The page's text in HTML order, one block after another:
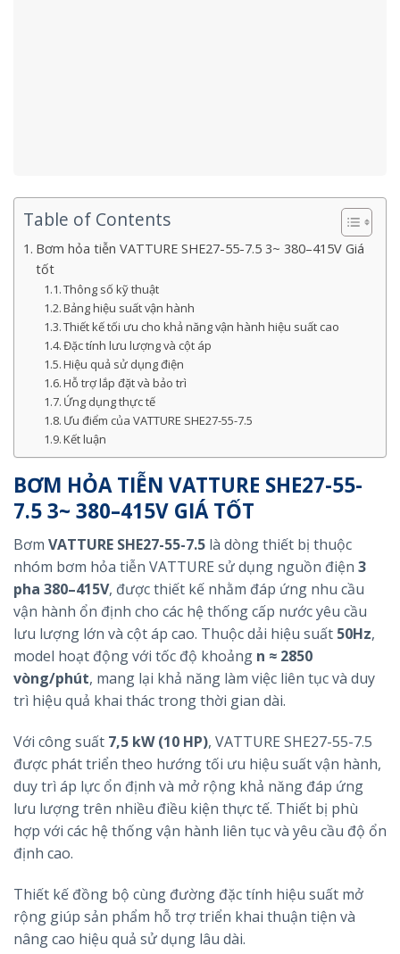
Table of Contents
Bơm hỏa tiễn VATTURE SHE27-55-7.5 3~ 380–415V Giá
tốt
Thông số kỹ thuật
Bảng hiệu suất vận hành
Thiết kế tối ưu cho khả năng vận hành hiệu suất cao
Đặc tính lưu lượng và cột áp
Hiệu quả sử dụng điện
Hỗ trợ lắp đặt và bảo trì
Ứng dụng thực tế
Ưu điểm của VATTURE SHE27-55-7.5
Kết luận
BƠM HỎA TIỄN VATTURE SHE27-55-
7.5 3~ 380–415V GIÁ TỐT
Bơm VATTURE SHE27-55-7.5 là dòng thiết bị thuộc
nhóm bơm hỏa tiễn VATTURE sử dụng nguồn điện 3
pha 380–415V, được thiết kế nhằm đáp ứng nhu cầu
vận hành ổn định cho các hệ thống cấp nước yêu cầu
lưu lượng lớn và cột áp cao. Thuộc dải hiệu suất 50Hz,
model hoạt động với tốc độ khoảng n ≈ 2850
vòng/phút, mang lại khả năng làm việc liên tục và duy
trì hiệu quả khai thác trong thời gian dài.
Với công suất 7,5 kW (10 HP), VATTURE SHE27-55-7.5
được phát triển theo hướng tối ưu hiệu suất vận hành,
duy trì áp lực ổn định và mở rộng khả năng đáp ứng
lưu lượng trên nhiều điều kiện thực tế. Thiết bị phù
hợp với các hệ thống vận hành liên tục và yêu cầu độ ổn
định cao.
Thiết kế đồng bộ cùng đường đặc tính hiệu suất mở
rộng giúp sản phẩm hỗ trợ triển khai thuận tiện và
nâng cao hiệu quả sử dụng lâu dài.